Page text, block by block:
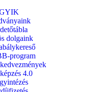
dolgaink
program
4.0